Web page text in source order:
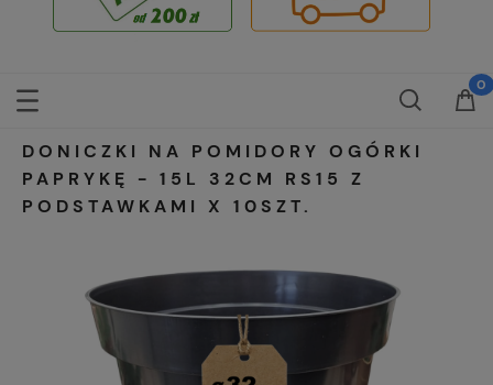
DONICZKI NA POMIDORY OGÓRKI
PAPRYKĘ - 15L 32CM RS15 Z
PODSTAWKAMI X 10SZT.